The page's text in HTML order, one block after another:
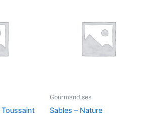
Toussaint
Gourmandises
Sables – Nature